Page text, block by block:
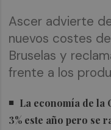
Ascer advierte
nuevos costes
Bruselas y
frente a los
La economía de la
3% este año pero se